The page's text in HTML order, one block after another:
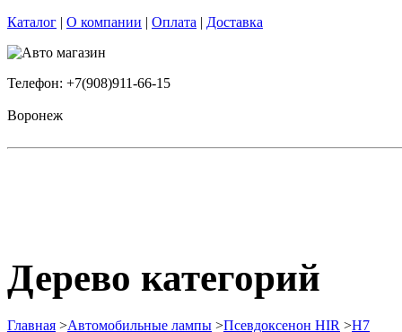
Каталог | О компании | Оплата | Доставка
Телефон: +7(908)911-66-15
Воронеж
Дерево категорий
Главная >Автомобильные лампы >Псевдоксенон HIR >H7